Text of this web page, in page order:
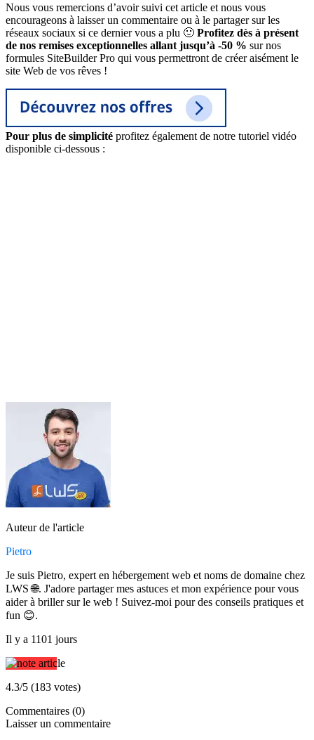
Nous vous remercions d’avoir suivi cet article et nous vous
encourageons à laisser un commentaire ou à le partager sur les
réseaux sociaux si ce dernier vous a plu 🙂 Profitez dès à présent
de nos remises exceptionnelles allant jusqu’à -50 % sur nos
formules SiteBuilder Pro qui vous permettront de créer aisément le
site Web de vos rêves !
Pour plus de simplicité profitez également de notre tutoriel vidéo
disponible ci-dessous :
Auteur de l'article
Pietro
Je suis Pietro, expert en hébergement web et noms de domaine chez
LWS 🌐. J'adore partager mes astuces et mon expérience pour vous
aider à briller sur le web ! Suivez-moi pour des conseils pratiques et
fun 😊.
Il y a 1101 jours
4.3/5 (183 votes)
Commentaires (0)
Laisser un commentaire